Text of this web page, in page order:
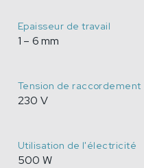
Epaisseur de travail
1 – 6 mm
Tension de raccordement
230 V
Utilisation de l'électricité
500 W